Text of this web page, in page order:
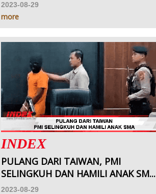
2023-08-29
more
INDEX
PULANG DARI TAIWAN, PMI
SELINGKUH DAN HAMILI ANAK SM...
2023-08-29